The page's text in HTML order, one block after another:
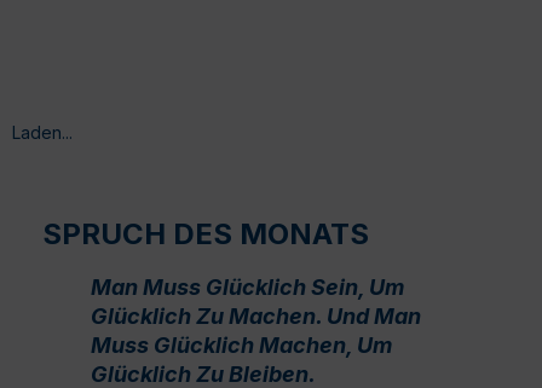
Laden...
SPRUCH DES MONATS
Man Muss Glücklich Sein, Um
Glücklich Zu Machen. Und Man
Muss Glücklich Machen, Um
Glücklich Zu Bleiben.